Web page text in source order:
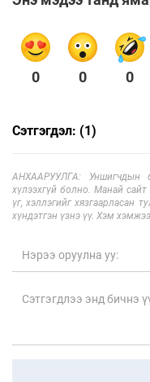
0 0 0
Сэтгэгдэл: (1)
АНХААРУУЛГА: Уншигчдын
хүлээхгүй болно. Манай
үг, хэллэгийг хязгаарласан
хүндэтгэн үзнэ үү. Хэм